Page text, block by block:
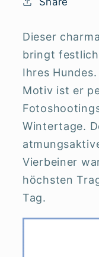
Dieser
bringt
Ihres
Motiv ist er
Wintertage.
Vierbeiner
höchsten
Tag.